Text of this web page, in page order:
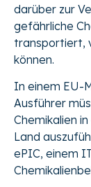
darüber zur
gefährliche
transportiert,
können.
In einem EU-
Ausführer
Chemikalien
Land
ePIC, einem